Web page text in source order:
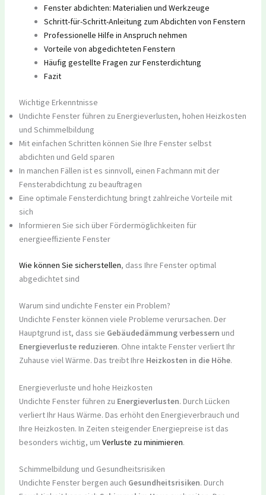
Fenster abdichten: Materialien und Werkzeuge
Schritt-für-Schritt-Anleitung zum Abdichten von Fenstern
Professionelle Hilfe in Anspruch nehmen
Vorteile von abgedichteten Fenstern
Häufig gestellte Fragen zur Fensterdichtung
Fazit
Wichtige Erkenntnisse
Undichte Fenster führen zu Energieverlusten, hohen Heizkosten
und Schimmelbildung
Mit einfachen Schritten können Sie Ihre Fenster selbst
abdichten und Geld sparen
In manchen Fällen ist es sinnvoll, einen Fachmann mit der
Fensterabdichtung zu beauftragen
Eine optimale Fensterdichtung bringt zahlreiche Vorteile mit
sich
Informieren Sie sich über Fördermöglichkeiten für
energieeffiziente Fenster
Wie können Sie sicherstellen, dass Ihre Fenster optimal
abgedichtet sind
Warum sind undichte Fenster ein Problem?
Undichte Fenster können viele Probleme verursachen. Der
Hauptgrund ist, dass sie Gebäudedämmung verbessern und
Energieverluste reduzieren. Ohne intakte Fenster verliert Ihr
Zuhause viel Wärme. Das treibt Ihre Heizkosten in die Höhe.
Energieverluste und hohe Heizkosten
Undichte Fenster führen zu Energieverlusten. Durch Lücken
verliert Ihr Haus Wärme. Das erhöht den Energieverbrauch und
Ihre Heizkosten. In Zeiten steigender Energiepreise ist das
besonders wichtig, um Verluste zu minimieren.
Schimmelbildung und Gesundheitsrisiken
Undichte Fenster bergen auch Gesundheitsrisiken. Durch